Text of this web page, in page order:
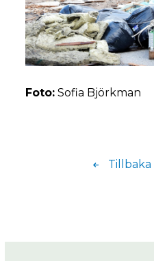
Foto: Sofia Björkman